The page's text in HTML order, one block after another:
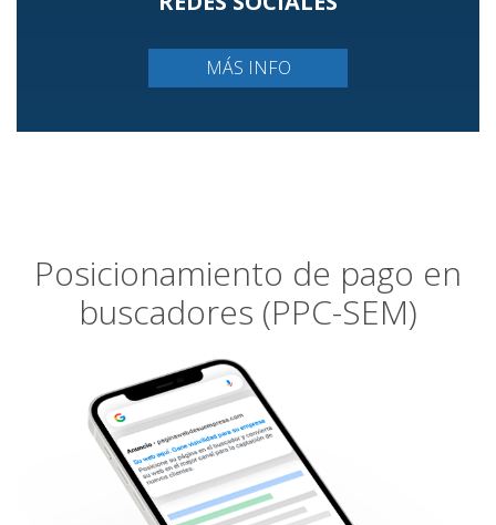
MÁS INFO
Posicionamiento de pago en
buscadores (PPC-SEM)